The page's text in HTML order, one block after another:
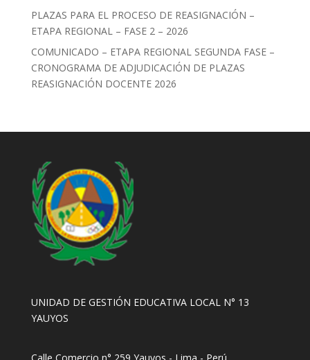
PLAZAS PARA EL PROCESO DE REASIGNACIÓN –
ETAPA REGIONAL – FASE 2 – 2026
COMUNICADO – ETAPA REGIONAL SEGUNDA FASE –
CRONOGRAMA DE ADJUDICACIÓN DE PLAZAS
REASIGNACIÓN DOCENTE 2026
UNIDAD DE GESTIÓN EDUCATIVA LOCAL N° 13
YAUYOS